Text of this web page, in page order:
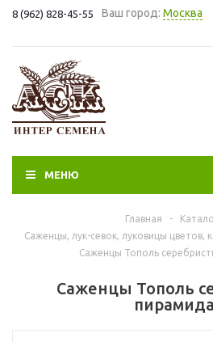
8 (962) 828-45-55 Ваш город: Москва
МЕНЮ
Главная -
Саженцы, лук-севок, луковицы цветов,
Саженцы Тополь
Саженцы Тополь